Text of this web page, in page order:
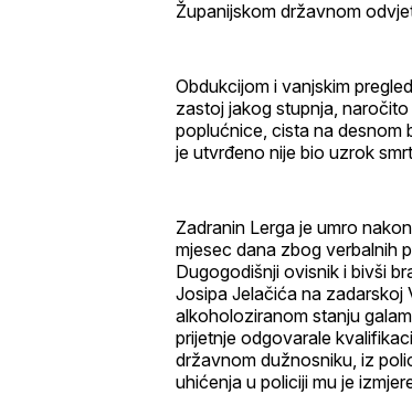
Županijskom državnom
Obdukcijom i vanjskim
zastoj jakog stupnja,
poplućnice, cista na desnom
je utvrđeno nije bio uzrok
Zadranin Lerga je umro
mjesec dana zbog verbalnih
Dugogodišnji ovisnik i bivši
Josipa Jelačića na zadarskoj
alkoholoziranom stanju
prijetnje odgovarale
državnom dužnosniku, iz
uhićenja u policiji mu je